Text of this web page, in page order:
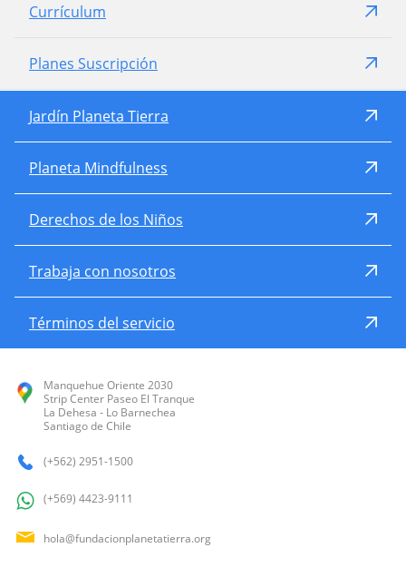
Currículum
Planes Suscripción
Jardín Planeta Tierra
Planeta Mindfulness
Derechos de los Niños
Trabaja con nosotros
Términos del servicio
Manquehue Oriente 2030
Strip Center Paseo El Tranque
La Dehesa - Lo Barnechea
Santiago de Chile
(+562) 2951-1500
(+569) 4423-9111
hola@fundacionplanetatierra.org